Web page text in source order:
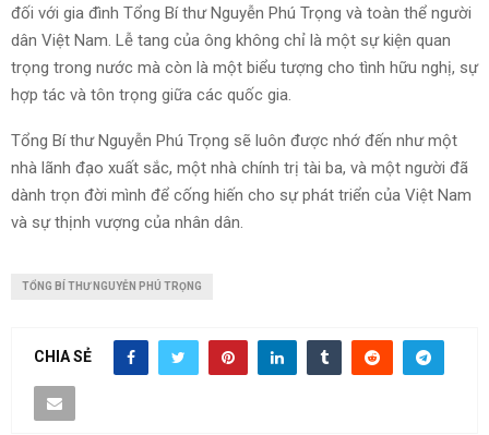
đối với gia đình Tổng Bí thư Nguyễn Phú Trọng và toàn thể người
dân Việt Nam. Lễ tang của ông không chỉ là một sự kiện quan
trọng trong nước mà còn là một biểu tượng cho tình hữu nghị, sự
hợp tác và tôn trọng giữa các quốc gia.
Tổng Bí thư Nguyễn Phú Trọng sẽ luôn được nhớ đến như một
nhà lãnh đạo xuất sắc, một nhà chính trị tài ba, và một người đã
dành trọn đời mình để cống hiến cho sự phát triển của Việt Nam
và sự thịnh vượng của nhân dân.
TỔNG BÍ THƯ NGUYỄN PHÚ TRỌNG
CHIA SẺ